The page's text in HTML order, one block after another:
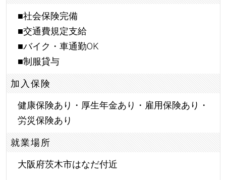
■社会保険完備
■交通費規定支給
■バイク・車通勤OK
■制服貸与
加入保険
健康保険あり・厚生年金あり・雇用保険あり・
労災保険あり
就業場所
大阪府茨木市はなだ付近